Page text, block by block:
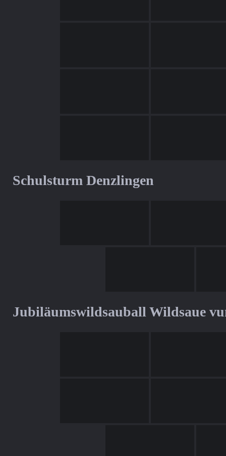
Schulsturm Denzlingen
Jubiläumswildsauball Wildsaue